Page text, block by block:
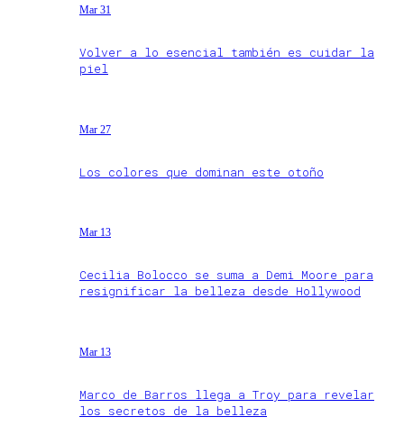
Mar 31
Volver a lo esencial también es cuidar la
piel
Mar 27
Los colores que dominan este otoño
Mar 13
Cecilia Bolocco se suma a Demi Moore para
resignificar la belleza desde Hollywood
Mar 13
Marco de Barros llega a Troy para revelar
los secretos de la belleza